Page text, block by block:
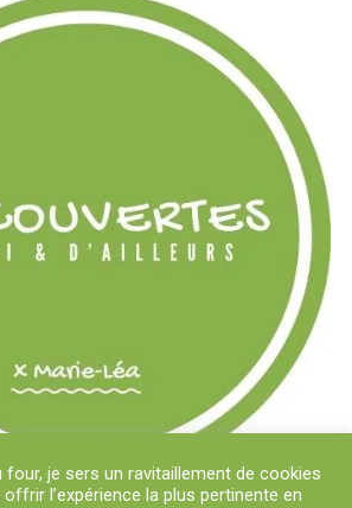
je sers un ravitaillement de cookies
offrir l’expérience la plus pertinente en